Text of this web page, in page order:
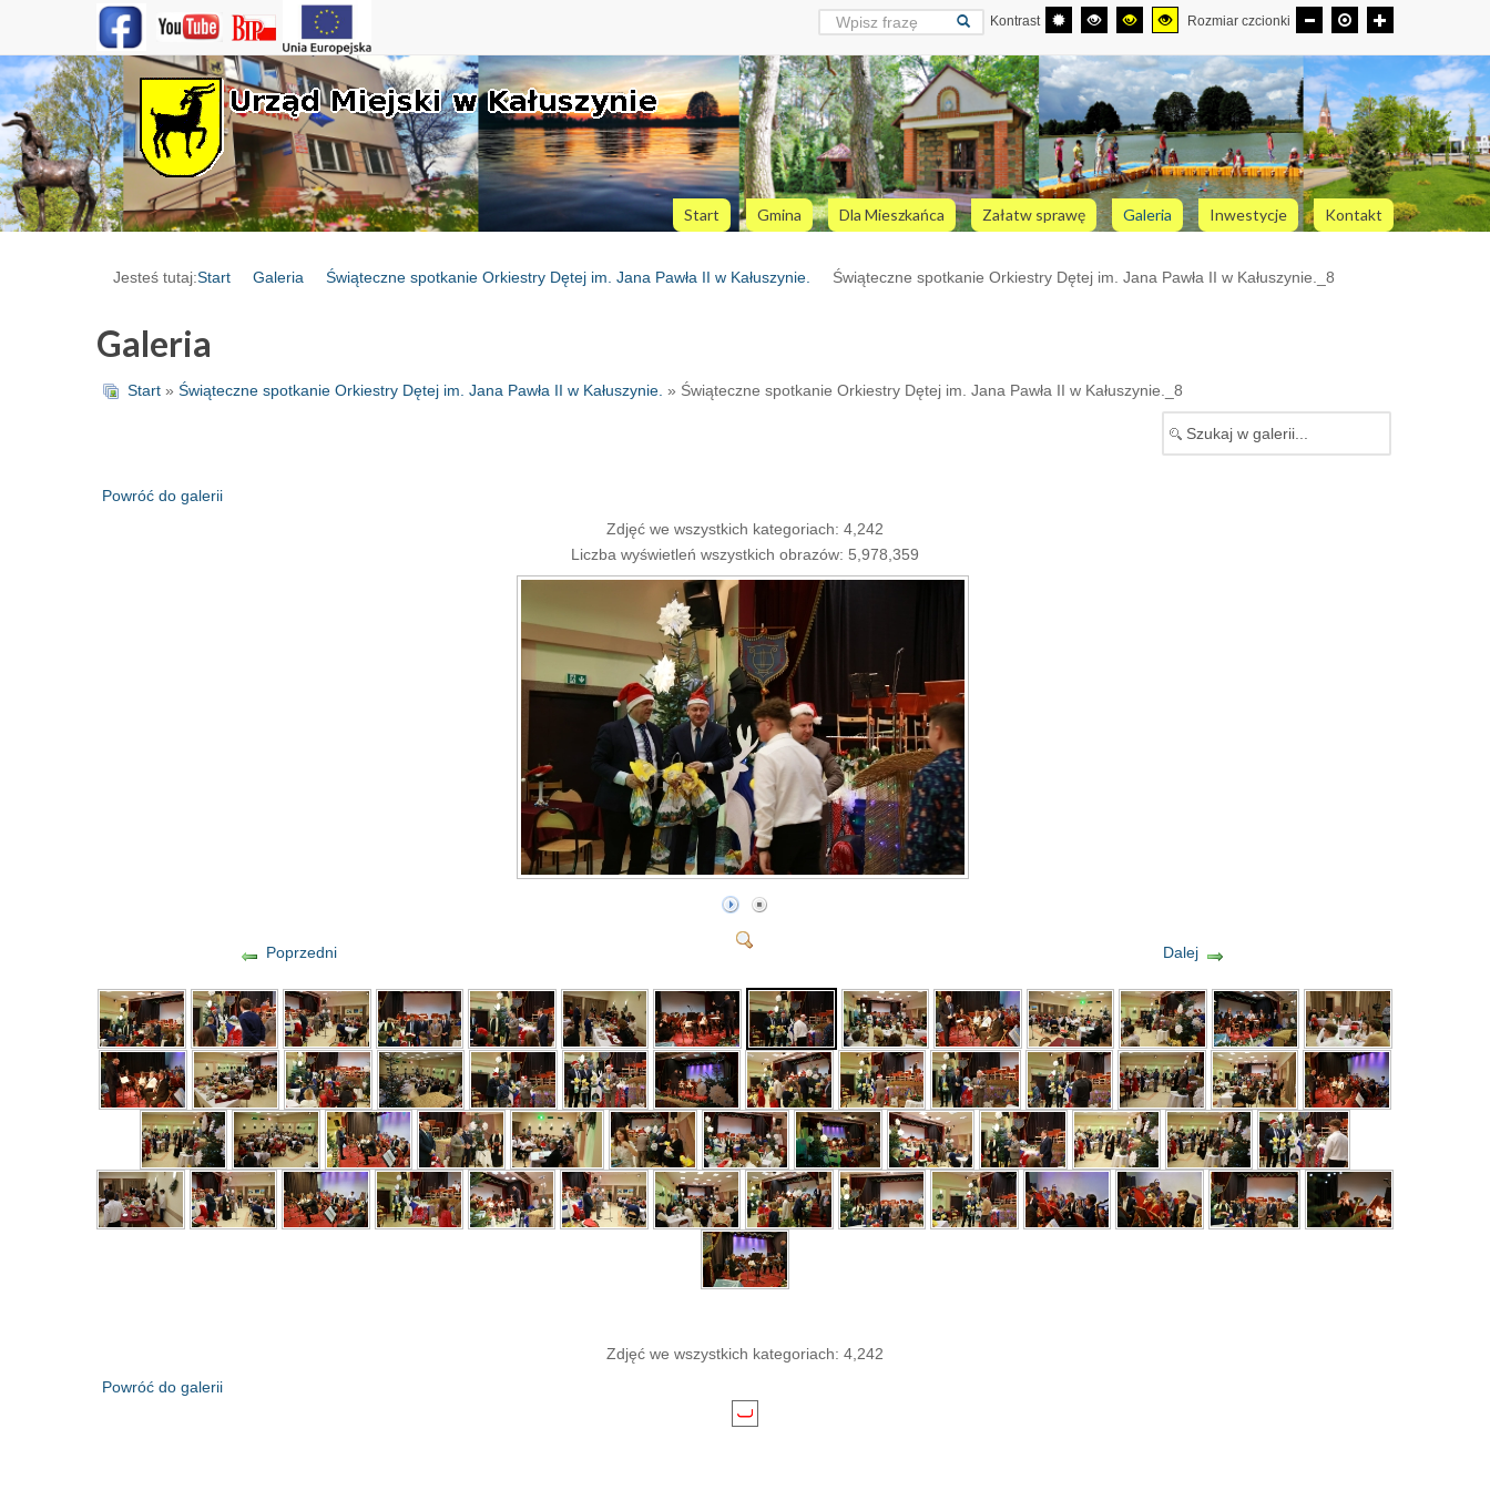
Kontrast Rozmiar czcionki
Start Gmina Dla Mieszkańca Załatw sprawę Galeria Inwestycje Kontakt
Jesteś tutaj:Start Galeria Świąteczne spotkanie Orkiestry Dętej im. Jana Pawła II w Kałuszynie. Świąteczne spotkanie Orkiestry Dętej im. Jana Pawła II w Kałuszynie._8
Galeria
Start » Świąteczne spotkanie Orkiestry Dętej im. Jana Pawła II w Kałuszynie. » Świąteczne spotkanie Orkiestry Dętej im. Jana Pawła II w Kałuszynie._8
Powróć do galerii
Zdjęć we wszystkich kategoriach: 4,242
Liczba wyświetleń wszystkich obrazów: 5,978,359
Poprzedni Dalej
Zdjęć we wszystkich kategoriach: 4,242
Powróć do galerii